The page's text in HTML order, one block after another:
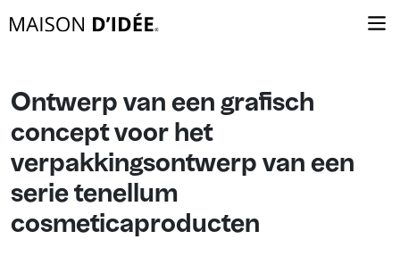
Ontwerp van een grafisch
concept voor het
verpakkingsontwerp van een
serie tenellum
cosmeticaproducten